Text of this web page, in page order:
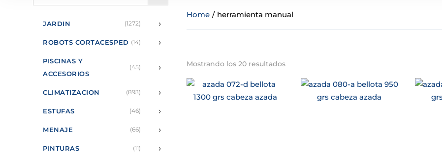
JARDIN (1272) ›
ROBOTS CORTACESPED (14) ›
PISCINAS Y
ACCESORIOS
(45) ›
CLIMATIZACION (893) ›
ESTUFAS (46) ›
MENAJE (66) ›
PINTURAS (11) ›
Home / herramienta manual
Mostrando los 20 resultados